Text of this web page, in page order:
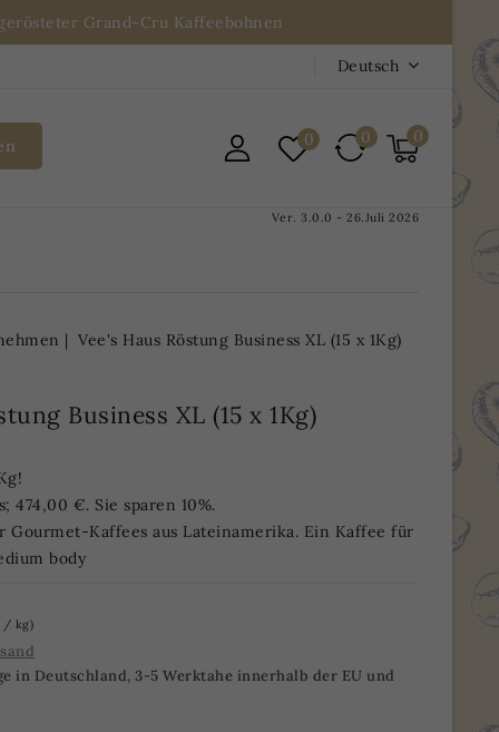
Grand-Cru Kaffeebohnen
Deutsch
0
0
0
Ver. 3.0.0 - 26.Juli 2026
Vee's Haus Röstung Business XL (15 x 1Kg)
Business XL (15 x 1Kg)
474,00 €. Sie sparen 10%.
Gourmet-Kaffees aus Lateinamerika. Ein Kaffee für
body
/ kg)
in Deutschland, 3-5 Werktahe innerhalb der EU und